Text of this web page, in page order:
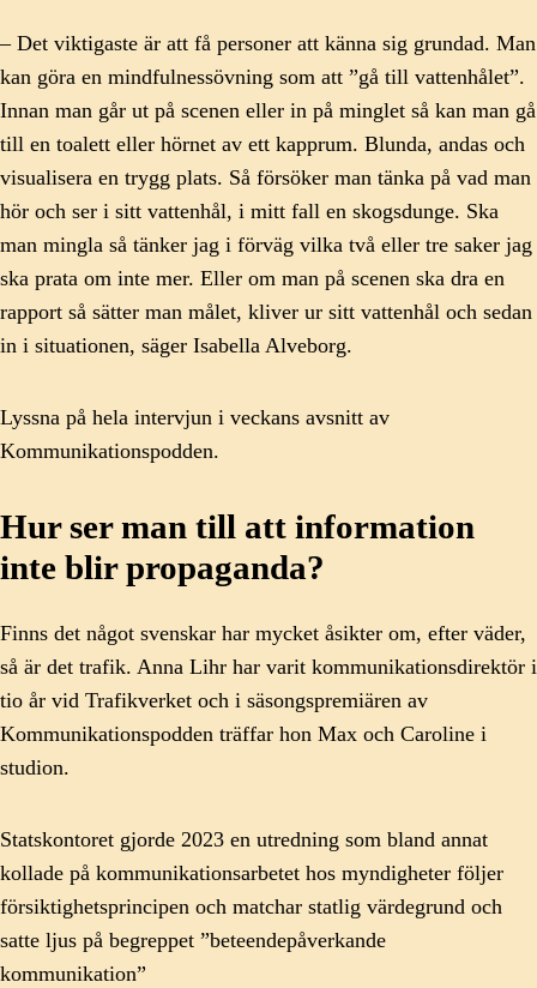
– Det viktigaste är att få personer att känna sig grundad. Man
kan göra en mindfulnessövning som att ”gå till vattenhålet”.
Innan man går ut på scenen eller in på minglet så kan man gå
till en toalett eller hörnet av ett kapprum. Blunda, andas och
visualisera en trygg plats. Så försöker man tänka på vad man
hör och ser i sitt vattenhål, i mitt fall en skogsdunge. Ska
man mingla så tänker jag i förväg vilka två eller tre saker jag
ska prata om inte mer. Eller om man på scenen ska dra en
rapport så sätter man målet, kliver ur sitt vattenhål och sedan
in i situationen, säger Isabella Alveborg.
Lyssna på hela intervjun i veckans avsnitt av
Kommunikationspodden.
Hur ser man till att information
inte blir propaganda?
Finns det något svenskar har mycket åsikter om, efter väder,
så är det trafik. Anna Lihr har varit kommunikationsdirektör i
tio år vid Trafikverket och i säsongspremiären av
Kommunikationspodden träffar hon Max och Caroline i
studion.
Statskontoret gjorde 2023 en utredning som bland annat
kollade på kommunikationsarbetet hos myndigheter följer
försiktighetsprincipen och matchar statlig värdegrund och
satte ljus på begreppet ”beteendepåverkande
kommunikation”